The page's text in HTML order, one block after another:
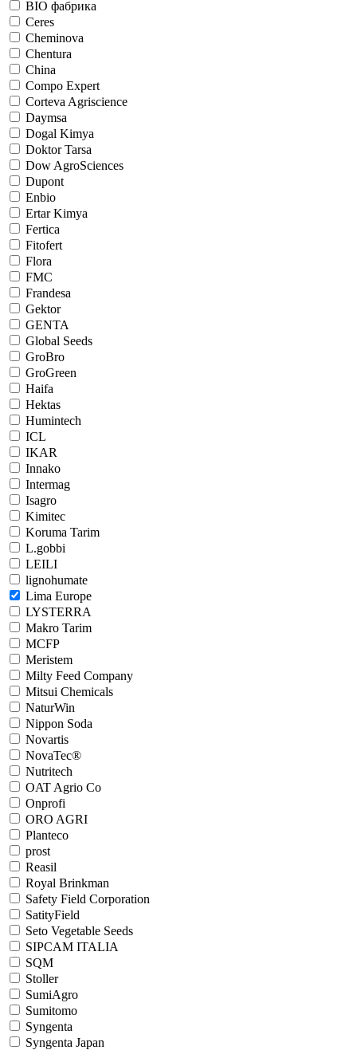
BIO фабрика
Ceres
Cheminova
Chentura
China
Compo Expert
Corteva Agriscience
Daymsa
Dogal Kimya
Doktor Tarsa
Dow AgroSciences
Dupont
Enbio
Ertar Kimya
Fertica
Fitofert
Flora
FMC
Frandesa
Gektor
GENTA
Global Seeds
GroBro
GroGreen
Haifa
Hektas
Humintech
ICL
IKAR
Innako
Intermag
Isagro
Kimitec
Koruma Tarim
L.gobbi
LEILI
lignohumate
Lima Europe
LYSTERRA
Makro Tarim
MCFP
Meristem
Milty Feed Company
Mitsui Chemicals
NaturWin
Nippon Soda
Novartis
NovaTec®
Nutritech
OAT Agrio Co
Onprofi
ORO AGRI
Planteco
prost
Reasil
Royal Brinkman
Safety Field Сorporation
SatityField
Seto Vegetable Seeds
SIPCAM ITALIA
SQM
Stoller
SumiAgro
Sumitomo
Syngenta
Syngenta Japan